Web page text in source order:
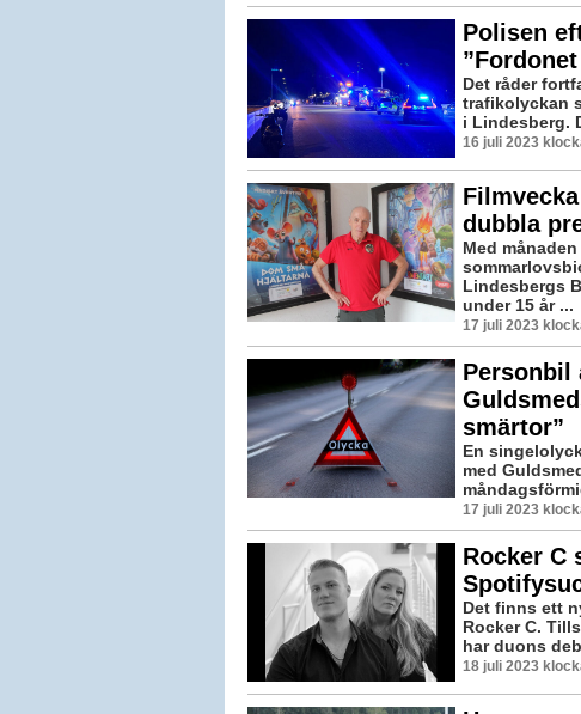
Polisen
Det råder
trafikolyckan
i Lindesberg.
16 juli 2023
dubbla
Med
Lindesbergs
under 15 år ...
17 juli 2023
Personbil
smärtor”
En
med
17 juli 2023
Rocker C
Det finns ett
Rocker C.
har duons
18 juli 2023